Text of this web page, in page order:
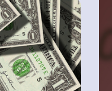
日常生活與創業經
出、教育費用、醫
為許多人的選項。
管理，容易造成財
管理策略，對每個